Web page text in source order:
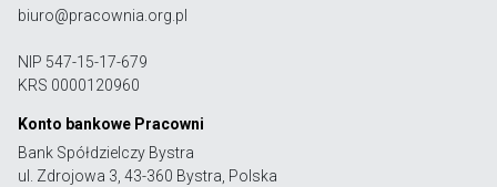
biuro@pracownia.org.pl
NIP 547-15-17-679
KRS 0000120960
Konto bankowe Pracowni
Bank Spółdzielczy Bystra
ul. Zdrojowa 3, 43-360 Bystra, Polska